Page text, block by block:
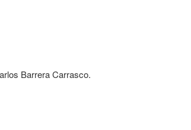
Barrera Carrasco.